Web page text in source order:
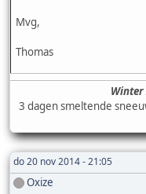
Mvg,
Thomas
Winter
3 dagen smeltende
do 20 nov 2014 - 21:05
Oxize